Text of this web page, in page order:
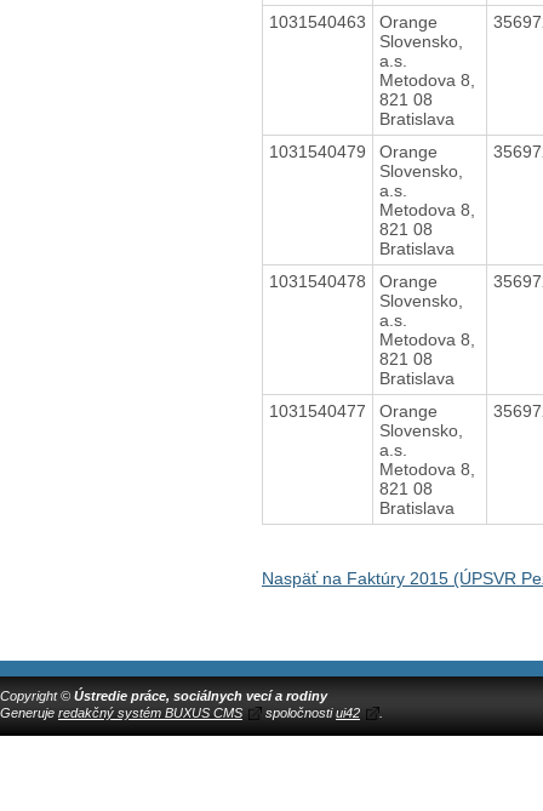
1031540463
Orange
Slovensko,
a.s.
Metodova 8,
821 08
Bratislava
1031540479
Orange
Slovensko,
a.s.
Metodova 8,
821 08
Bratislava
1031540478
Orange
Slovensko,
a.s.
Metodova 8,
821 08
Bratislava
1031540477
Orange
Slovensko,
a.s.
Metodova 8,
821 08
Bratislava
Naspäť na Faktúry 2015 (ÚPSVR
Copyright © Ústredie práce, sociálnych vecí a rodiny
Generuje redakčný systém BUXUS CMS spoločnostiui42